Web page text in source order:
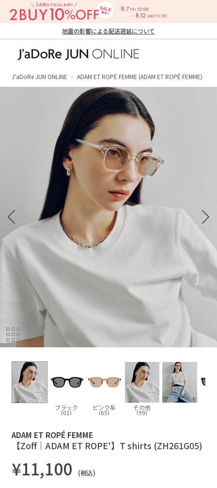
地震の影響による配送遅延について
ン オンライン）
J'aDoRe JUN ONLINE ADAM ET ROPÉ FEMME (ADAM ET ROPÉ FEMME)
ブラック
(01)
ピンク系
(65)
その他
(99)
ADAM ET ROPÉ FEMME
【Zoff｜ADAM ET ROPE'】T shirts (ZH261G05)
¥11,100 (税込)